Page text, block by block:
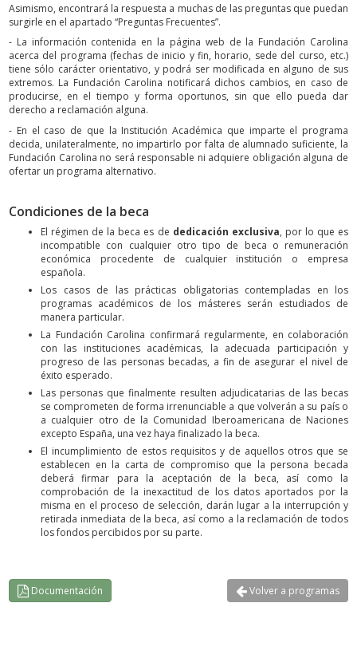
Asimismo, encontrará la respuesta a muchas de las preguntas que puedan
surgirle en el apartado “Preguntas Frecuentes”.
- La información contenida en la página web de la Fundación Carolina
acerca del programa (fechas de inicio y fin, horario, sede del curso, etc.)
tiene sólo carácter orientativo, y podrá ser modificada en alguno de sus
extremos. La Fundación Carolina notificará dichos cambios, en caso de
producirse, en el tiempo y forma oportunos, sin que ello pueda dar
derecho a reclamación alguna.
- En el caso de que la Institución Académica que imparte el programa
decida, unilateralmente, no impartirlo por falta de alumnado suficiente, la
Fundación Carolina no será responsable ni adquiere obligación alguna de
ofertar un programa alternativo.
Condiciones de la beca
El régimen de la beca es de dedicación exclusiva, por lo que es
incompatible con cualquier otro tipo de beca o remuneración
económica procedente de cualquier institución o empresa
española.
Los casos de las prácticas obligatorias contempladas en los
programas académicos de los másteres serán estudiados de
manera particular.
La Fundación Carolina confirmará regularmente, en colaboración
con las instituciones académicas, la adecuada participación y
progreso de las personas becadas, a fin de asegurar el nivel de
éxito esperado.
Las personas que finalmente resulten adjudicatarias de las becas
se comprometen de forma irrenunciable a que volverán a su país o
a cualquier otro de la Comunidad Iberoamericana de Naciones
excepto España, una vez haya finalizado la beca.
El incumplimiento de estos requisitos y de aquellos otros que se
establecen en la carta de compromiso que la persona becada
deberá firmar para la aceptación de la beca, así como la
comprobación de la inexactitud de los datos aportados por la
misma en el proceso de selección, darán lugar a la interrupción y
retirada inmediata de la beca, así como a la reclamación de todos
los fondos percibidos por su parte.
Documentación Volver a programas